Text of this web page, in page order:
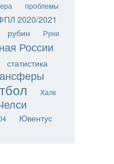
проблемы
2020/2021
рубин Руни
России
статистика
Халк
Ювентус